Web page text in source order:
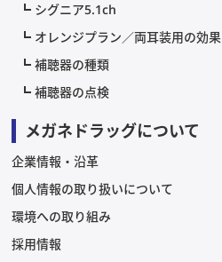
シグニア5.1ch
オレンジプラン／両耳装用の効果
補聴器の種類
補聴器の点検
メガネドラッグについて
企業情報・沿革
個人情報の取り扱いについて
環境への取り組み
採用情報